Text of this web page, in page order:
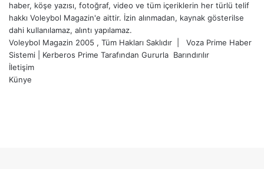
haber, köşe yazısı, fotoğraf, video ve tüm içeriklerin her türlü telif
hakkı Voleybol Magazin'e aittir. İzin alınmadan, kaynak gösterilse
dahi kullanılamaz, alıntı yapılamaz.
Voleybol Magazin 2005 , Tüm Hakları Saklıdır | Voza Prime Haber
Sistemi
Kerberos Prime Tarafından Gururla Barındırılır
İletişim
Künye